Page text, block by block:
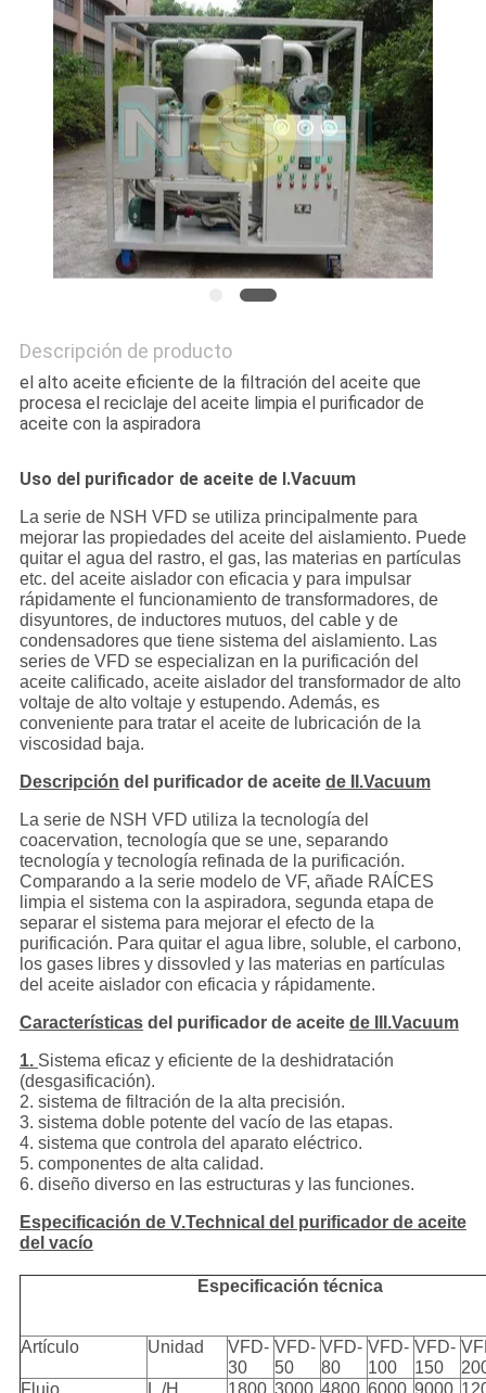
MAPA
SITIO
PRIVACY
POLICY
Descripción de producto
el alto aceite eficiente de la filtración del aceite que
procesa el reciclaje del aceite limpia el purificador de
aceite con la aspiradora
Uso del purificador de aceite de I.Vacuum
La serie de NSH VFD se utiliza principalmente para
mejorar las propiedades del aceite del aislamiento. Puede
quitar el agua del rastro, el gas, las materias en partículas
etc. del aceite aislador con eficacia y para impulsar
rápidamente el funcionamiento de transformadores, de
disyuntores, de inductores mutuos, del cable y de
condensadores que tiene sistema del aislamiento. Las
series de VFD se especializan en la purificación del
aceite calificado, aceite aislador del transformador de alto
voltaje de alto voltaje y estupendo. Además, es
conveniente para tratar el aceite de lubricación de la
viscosidad baja.
Descripción del purificador de aceite de II.Vacuum
La serie de NSH VFD utiliza la tecnología del
coacervation, tecnología que se une, separando
tecnología y tecnología refinada de la purificación.
Comparando a la serie modelo de VF, añade RAÍCES
limpia el sistema con la aspiradora, segunda etapa de
separar el sistema para mejorar el efecto de la
purificación. Para quitar el agua libre, soluble, el carbono,
los gases libres y dissovled y las materias en partículas
del aceite aislador con eficacia y rápidamente.
Característicasdel purificador de aceite de III.Vacuum
1. Sistema eficaz y eficiente de la deshidratación
(desgasificación).
2. sistema de filtración de la alta precisión.
3. sistema doble potente del vacío de las etapas.
4. sistema que controla del aparato eléctrico.
5. componentes de alta calidad.
6. diseño diverso en las estructuras y las funciones.
Especificación de V.Technical del purificador de aceite
del vacío
Especificación técnica
Artículo Unidad
VFD-
30
VFD-
50
VFD-
80
VFD-
100
VFD-
150